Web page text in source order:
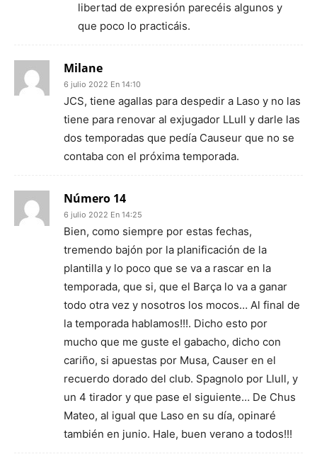
libertad de expresión parecéis algunos y
que poco lo practicáis.
Milane
6 julio 2022 En 14:10
JCS, tiene agallas para despedir a Laso y no las
tiene para renovar al exjugador LLull y darle las
dos temporadas que pedía Causeur que no se
contaba con el próxima temporada.
Número 14
6 julio 2022 En 14:25
Bien, como siempre por estas fechas,
tremendo bajón por la planificación de la
plantilla y lo poco que se va a rascar en la
temporada, que si, que el Barça lo va a ganar
todo otra vez y nosotros los mocos… Al final de
la temporada hablamos!!!. Dicho esto por
mucho que me guste el gabacho, dicho con
cariño, si apuestas por Musa, Causer en el
recuerdo dorado del club. Spagnolo por Llull, y
un 4 tirador y que pase el siguiente… De Chus
Mateo, al igual que Laso en su día, opinaré
también en junio. Hale, buen verano a todos!!!